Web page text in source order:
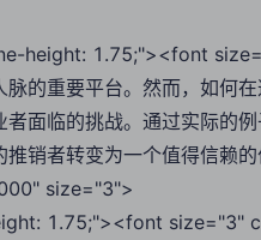
height: 1.75;"><font
的重要平台。然而，如何
面临的挑战。通过实际的
推销者转变为一个值得信
size="3">
1.75;"><font size="3"